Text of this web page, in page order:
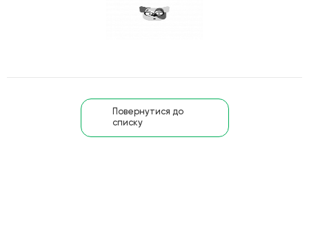
Повернутися до
списку